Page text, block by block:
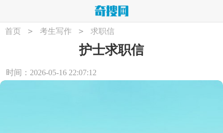
首页 > 考生写作 > 求职信
护士求职信
时间：2026-05-16 22:07:12